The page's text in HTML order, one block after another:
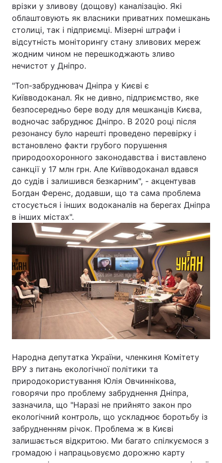
врізки у зливову (дощову) каналізацію. Які
облаштовують як власники приватних помешкань
столиці, так і підприємці. Мізерні штрафи і
відсутність моніторингу стану зливових мереж
жодним чином не перешкоджають зливо
нечистот у Дніпро.
"Топ-забруднювач Дніпра у Києві є
Київводоканал. Як не дивно, підприємство, яке
безпосередньо бере воду для мешканців Києва,
водночас забруднює Дніпро. В 2020 році після
резонансу було нарешті проведено перевірку і
встановлено факти грубого порушення
природоохоронного законодавства і виставлено
санкції у 17 млн грн. Але Київводоканал вдався
до судів і залишився безкарним", - акцентував
Богдан Ференс, додавши, що та сама проблема
стосується і інших водоканалів на берегах Дніпра
в інших містах".
Народна депутатка України, членкиня Комітету
ВРУ з питань екологічної політики та
природокористування Юлія Овчиннікова,
говорячи про проблему забруднення Дніпра,
зазначила, що "Наразі не прийнято закон про
екологічний контроль, що ускладнює боротьбу із
забрудненням річок. Проблема ж в Києві
залишається відкритою. Ми багато спілкуємося з
громадою і напрацьовуємо дорожню карту